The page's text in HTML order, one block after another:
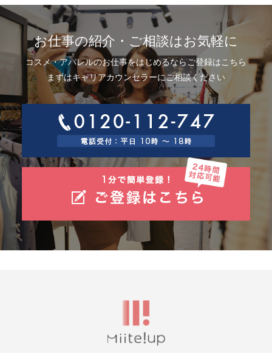
お仕事の紹介・ご相談はお気軽に
コスメ・アパレルのお仕事をはじめるならご登録はこちら
まずはキャリアカウンセラーにご相談ください